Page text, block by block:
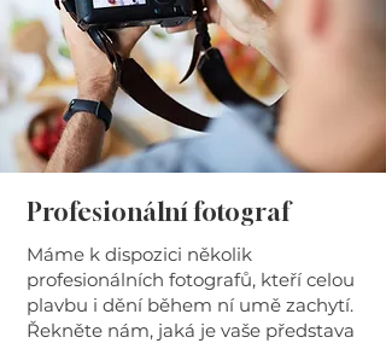
Profesionální fotograf
Máme k dispozici několik
profesionálních fotografů, kteří celou
plavbu i dění během ní umě zachytí.
Řekněte nám, jaká je vaše představa